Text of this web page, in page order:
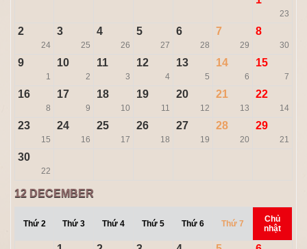
23
2
24
3
25
4
26
5
27
6
28
7
29
8
30
9
1
10
2
11
3
12
4
13
5
14
6
15
7
16
8
17
9
18
10
19
11
20
12
21
13
22
14
23
15
24
16
25
17
26
18
27
19
28
20
29
21
30
22
12 DECEMBER
Thứ 2 Thứ 3 Thứ 4 Thứ 5 Thứ 6 Thứ 7
Chủ
nhật